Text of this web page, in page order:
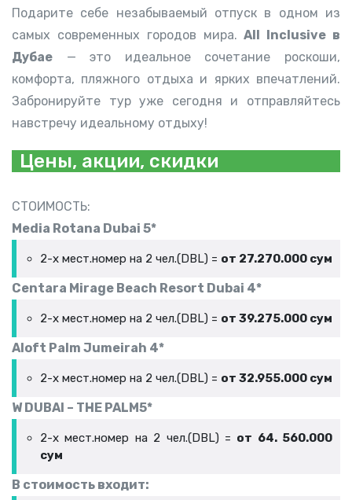
Подарите себе незабываемый отпуск в одном из
самых современных городов мира.All Inclusive в
Дубае — это идеальное сочетание роскоши,
комфорта, пляжного отдыха и ярких впечатлений.
Забронируйте тур уже сегодня и отправляйтесь
навстречу идеальному отдыху!
Цены, акции, скидки
СТОИМОСТЬ:
Media Rotana Dubai 5*
2-х мест.номер на 2 чел.(DBL) = от 27.270.000 сум
Centara Mirage Beach Resort Dubai 4*
2-х мест.номер на 2 чел.(DBL) = от 39.275.000 сум
Aloft Palm Jumeirah 4*
2-х мест.номер на 2 чел.(DBL) = от 32.955.000 сум
W DUBAI – THE PALM5*
2-х мест.номер на 2 чел.(DBL) = от 64. 560.000
сум
В стоимость входит: